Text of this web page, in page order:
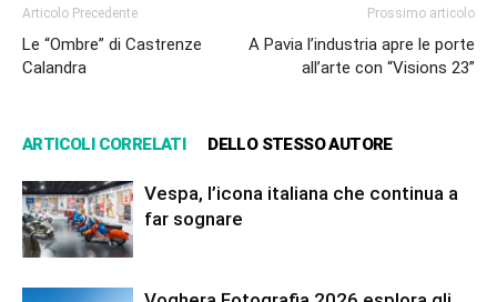
Articolo Precedente
Le “Ombre” di Castrenze
Calandra
Prossimo articolo
A Pavia l’industria apre le porte
all’arte con “Visions 23”
ARTICOLI CORRELATI DELLO STESSO AUTORE
Vespa, l’icona italiana che continua a
far sognare